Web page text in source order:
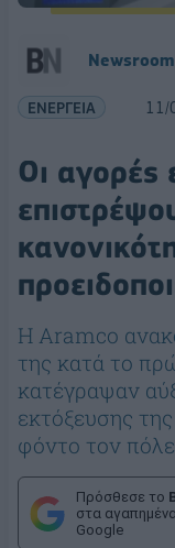
Newsroom
ΕΝΕΡΓΕΙΑ 11/
Οι αγορές
H Aramco
της κατά το
κατέγραψαν
εκτόξευσης
φόντο τον
Πρόσθεσε το
στα
Google